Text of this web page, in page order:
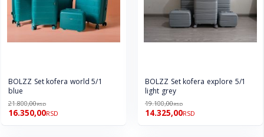
BOLZZ Set kofera world 5/1
blue
21.800,00RSD
16.350,00RSD
BOLZZ Set kofera explore 5/1
light grey
19.100,00RSD
14.325,00RSD